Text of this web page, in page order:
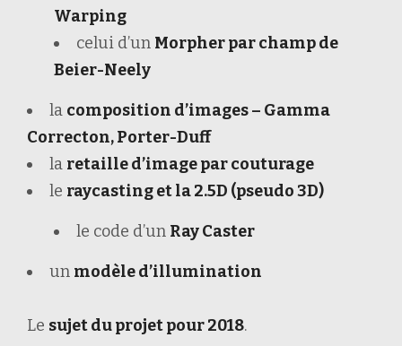
Warping
celui d’un Morpher par champ de
Beier-Neely
la composition d’images – Gamma
Correcton, Porter-Duff
la retaille d’image par couturage
le raycasting et la 2.5D (pseudo 3D)
le code d’un Ray Caster
un modèle d’illumination
Le sujet du projet pour 2018.